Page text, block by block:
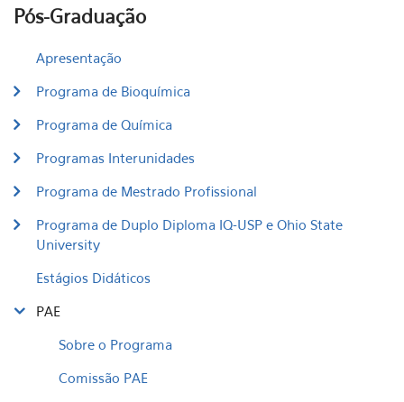
Pós-Graduação
Apresentação
Programa de Bioquímica
Programa de Química
Programas Interunidades
Programa de Mestrado Profissional
Programa de Duplo Diploma IQ-USP e Ohio State
University
Estágios Didáticos
PAE
Sobre o Programa
Comissão PAE